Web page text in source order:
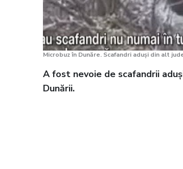
Microbuz în Dunăre. Scafandri aduși din alt
A fost nevoie de scafandrii
Dunării.